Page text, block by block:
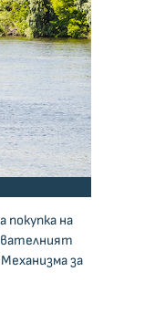
покупка на
за